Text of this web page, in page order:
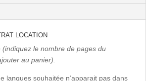
LOCATION
le nombre de pages du
au panier).
langues souhaitée n’apparait pas dans